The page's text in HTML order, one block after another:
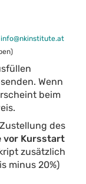
info@nkinstitute.at
Wenn
beim
des
vor Kursstart
zusätzlich
minus 20%)